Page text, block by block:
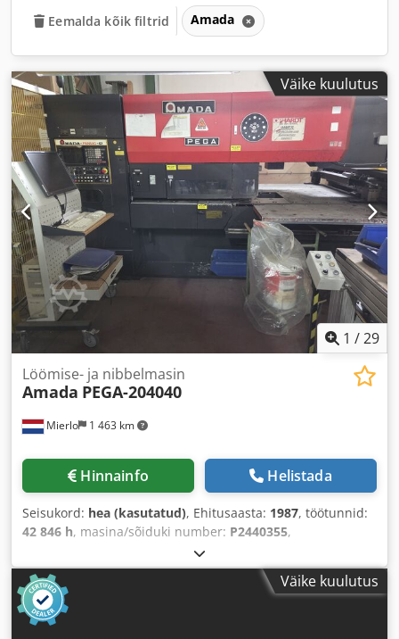
Eemalda kõik filtrid Amada
Väike kuulutus
1 /29
Mierlo 1 463 km
Löömise- ja nibbelmasin
Amada PEGA-204040
Hinnainfo Helistada
Seisukord: hea (kasutatud), Ehitusaasta: 1987, töötunnid:
42 846 h, masina/sõiduki number: P2440355,
Väike kuulutus